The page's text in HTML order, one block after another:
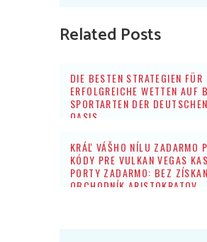
Related Posts
DIE BESTEN STRATEGIEN FÜR
ERFOLGREICHE WETTEN AUF
SPORTARTEN DER
OASIS
KRÁĽ VÁŠHO NÍLU ZADARMO
KÓDY PRE VULKAN VEGAS
PORTY ZADARMO: BEZ
OBCHODNÍK ARISTOKRATOV